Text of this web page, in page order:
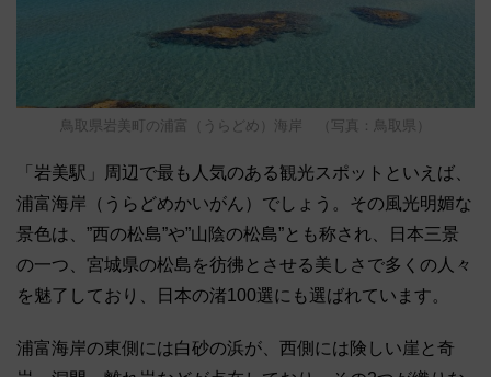
鳥取県岩美町の浦富（うらどめ）海岸 （写真：鳥取県）
「岩美駅」周辺で最も人気のある観光スポットといえば、
浦富海岸（うらどめかいがん）でしょう。その風光明媚な
景色は、”西の松島”や”山陰の松島”とも称され、日本三景
の一つ、宮城県の松島を彷彿とさせる美しさで多くの人々
を魅了しており、日本の渚100選にも選ばれています。
浦富海岸の東側には白砂の浜が、西側には険しい崖と奇